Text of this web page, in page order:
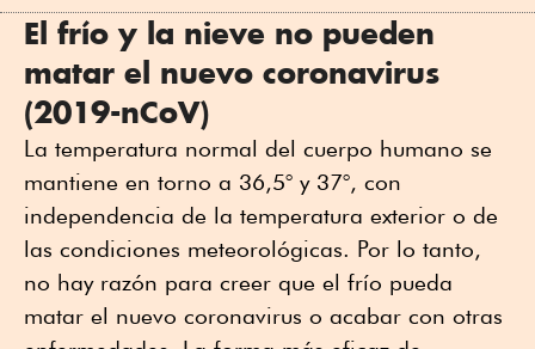
El frío y la nieve no pueden
matar el nuevo coronavirus
(2019-nCoV)
La temperatura normal del cuerpo humano se
mantiene en torno a 36,5° y 37°, con
independencia de la temperatura exterior o de
las condiciones meteorológicas. Por lo tanto,
no hay razón para creer que el frío pueda
matar el nuevo coronavirus o acabar con otras